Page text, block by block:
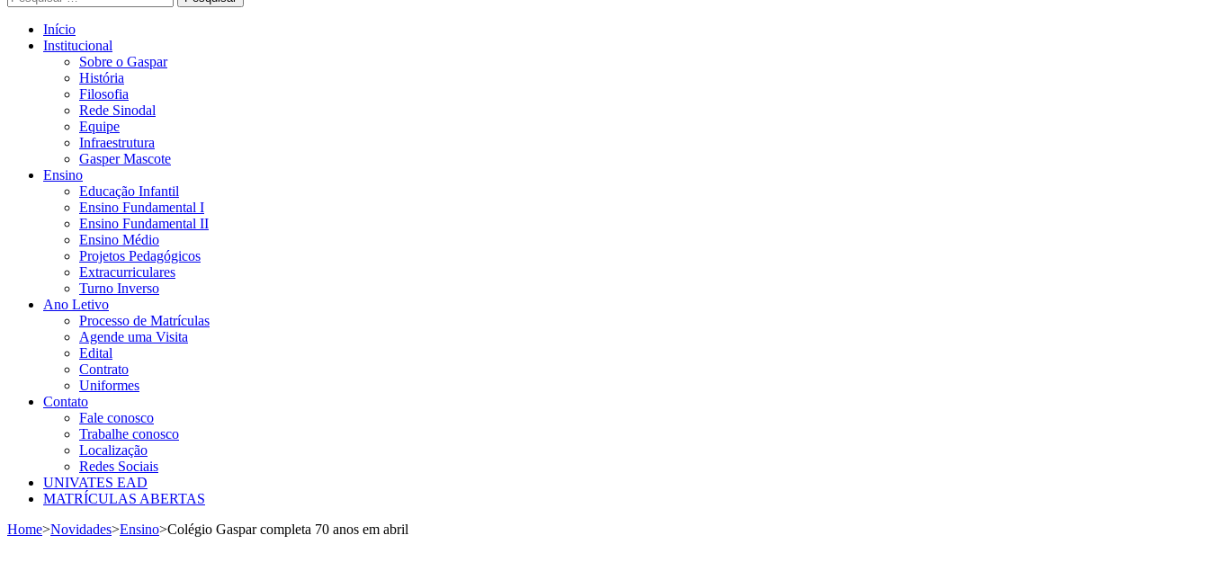
Colégio Gaspar Silveira Martins
Escola que prepara para a vida
por:
Início
Institucional
Sobre o Gaspar
História
Filosofia
Rede Sinodal
Equipe
Infraestrutura
Gasper Mascote
Ensino
Educação Infantil
Ensino Fundamental I
Ensino Fundamental II
Ensino Médio
Projetos Pedagógicos
Extracurriculares
Turno Inverso
Ano Letivo
Processo de Matrículas
Agende uma Visita
Edital
Contrato
Uniformes
Contato
Fale conosco
Trabalhe conosco
Localização
Redes Sociais
UNIVATES EAD
MATRÍCULAS ABERTAS
Home>Novidades>Ensino>Colégio Gaspar completa 70 anos em abril